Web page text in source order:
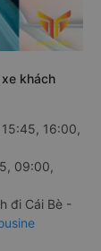
khách
16:00,
09:00,
đi Cái Bè -